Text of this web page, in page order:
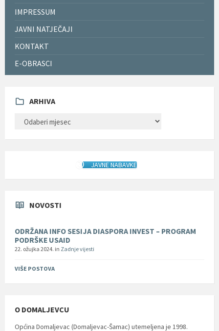
IMPRESSUM
JAVNI NATJEČAJI
KONTAKT
E-OBRASCI
ARHIVA
JAVNE NABAVKE
NOVOSTI
ODRŽANA INFO SESIJA DIASPORA INVEST – PROGRAM
PODRŠKE USAID
22. ožujka 2024. in Zadnje vijesti
VIŠE POSTOVA
O DOMALJEVCU
Općina Domaljevac (Domaljevac-Šamac) utemeljena je 1998.